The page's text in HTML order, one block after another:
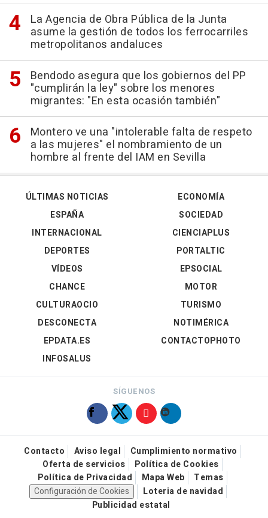
La Agencia de Obra Pública de la Junta
asume la gestión de todos los ferrocarriles
metropolitanos andaluces
Bendodo asegura que los gobiernos del PP
"cumplirán la ley" sobre los menores
migrantes: "En esta ocasión también"
Montero ve una "intolerable falta de respeto
a las mujeres" el nombramiento de un
hombre al frente del IAM en Sevilla
ÚLTIMAS NOTICIAS
ESPAÑA
INTERNACIONAL
DEPORTES
VÍDEOS
ECONOMÍA
SOCIEDAD
CIENCIAPLUS
PORTALTIC
EPSOCIAL
CHANCE
CULTURAOCIO
DESCONECTA
EPDATA.ES
INFOSALUS
MOTOR
TURISMO
NOTIMÉRICA
CONTACTOPHOTO
SÍGUENOS
Contacto Aviso legal
Cumplimiento normativo
Oferta de servicios
Política de Cookies
Política de Privacidad
Mapa Web
Temas
Configuración de Cookies
Loteria de navidad
Publicidad estatal